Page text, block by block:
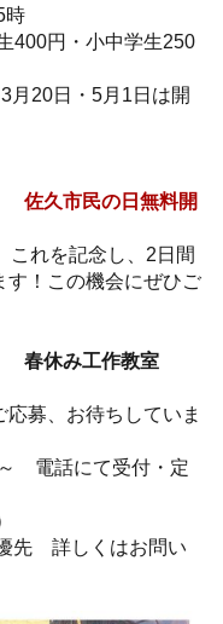
時
400円・小中学生250
20日・5月1日は開
佐久市民の日無料開
これを記念し、2日間
す！この機会にぜひご
春休み工作教室
募、お待ちしていま
電話にて受付・定
先 詳しくはお問い